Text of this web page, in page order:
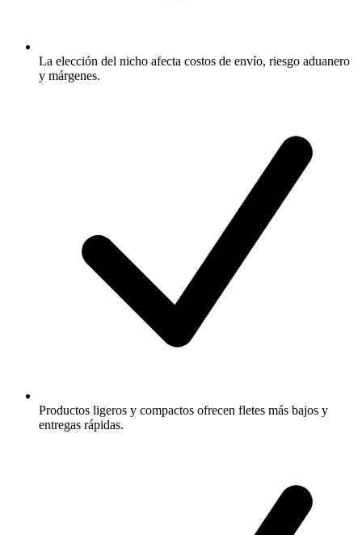
La elección del nicho afecta costos de envío, riesgo aduanero
y márgenes.
Productos ligeros y compactos ofrecen fletes más bajos y
entregas rápidas.